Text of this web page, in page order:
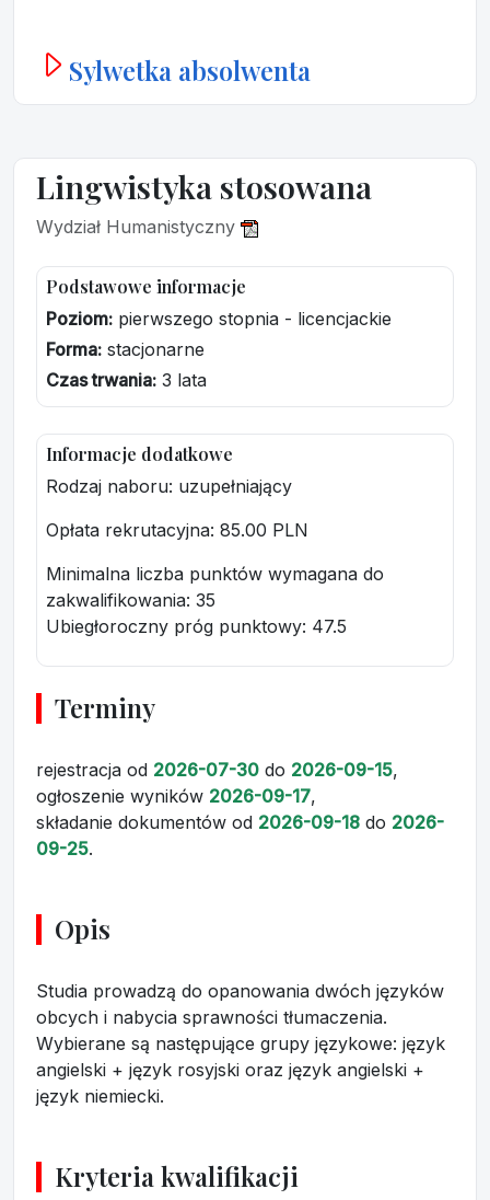
Sylwetka absolwenta
Lingwistyka stosowana
Wydział Humanistyczny
Podstawowe informacje
Poziom: pierwszego stopnia - licencjackie
Forma: stacjonarne
Czas trwania: 3 lata
Informacje dodatkowe
Rodzaj naboru: uzupełniający
Opłata rekrutacyjna: 85.00 PLN
Minimalna liczba punktów wymagana do
zakwalifikowania: 35
Ubiegłoroczny próg punktowy: 47.5
Terminy
rejestracja od 2026-07-30 do 2026-09-15,
ogłoszenie wyników 2026-09-17,
składanie dokumentów od 2026-09-18 do 2026-
09-25.
Opis
Studia prowadzą do opanowania dwóch języków
obcych i nabycia sprawności tłumaczenia.
Wybierane są następujące grupy językowe: język
angielski + język rosyjski oraz język angielski +
język niemiecki.
Kryteria kwalifikacji